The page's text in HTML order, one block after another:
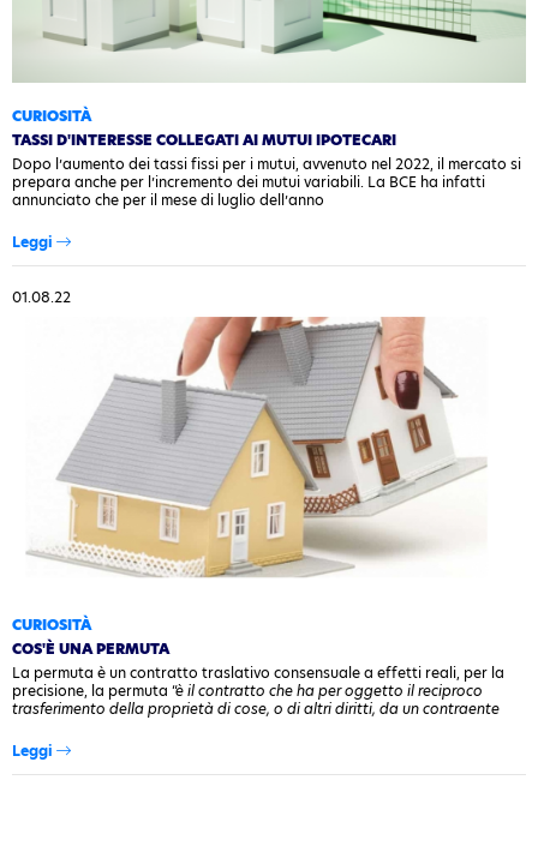
CURIOSITÀ
TASSI D'INTERESSE COLLEGATI AI MUTUI IPOTECARI
Dopo l’aumento dei tassi fissi per i mutui, avvenuto nel 2022, il mercato si
prepara anche per l’incremento dei mutui variabili. La BCE ha infatti
annunciato che per il mese di luglio dell’anno
Leggi
01.08.22
CURIOSITÀ
COS'È UNA PERMUTA
La permuta è un contratto traslativo consensuale a effetti reali, per la
precisione, la permuta “è il contratto che ha per oggetto il reciproco
trasferimento della proprietà di cose, o di altri diritti, da un contraente
Leggi